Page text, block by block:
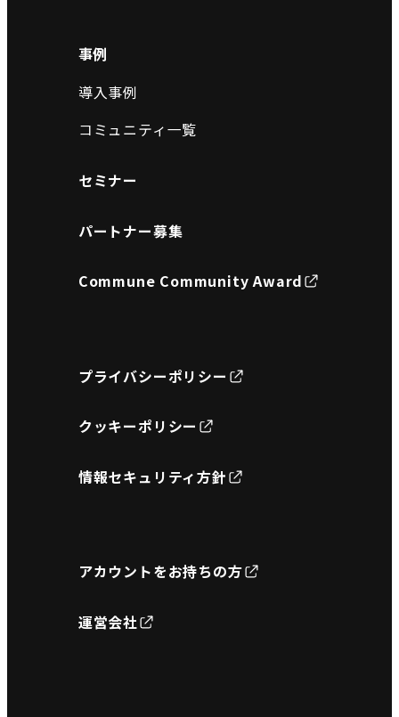
事例
導入事例
コミュニティ一覧
セミナー
パートナー募集
Commune Community Award
プライバシーポリシー
クッキーポリシー
情報セキュリティ方針
アカウントをお持ちの方
運営会社